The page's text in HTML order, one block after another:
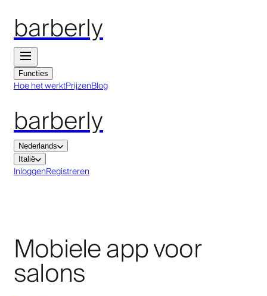
barberly
Functies
Hoe het werktPrijzenBlog
barberly
Nederlands
Italië
InloggenRegistreren
Mobiele app voor
salons